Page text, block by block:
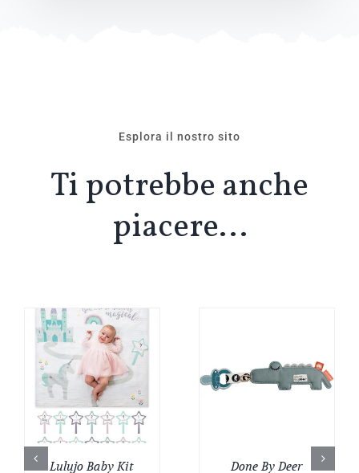
Esplora il nostro sito
Ti potrebbe anche
piacere…
Lulujo Baby Kit
Done By Deer